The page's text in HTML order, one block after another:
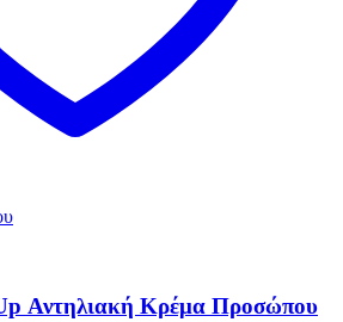
Αντηλιακή Κρέμα Προσώπου